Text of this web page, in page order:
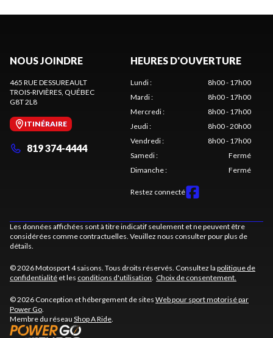
NOUS JOINDRE
465 RUE DESSUREAULT
TROIS-RIVIÈRES, QUÉBEC
G8T 2L8
ITINÉRAIRE
819 374-4444
HEURES D'OUVERTURE
Lundi:
8h00 - 17h00
Mardi:
8h00 - 17h00
Mercredi:
8h00 - 17h00
Jeudi:
8h00 - 20h00
Vendredi:
8h00 - 17h00
Samedi:
Fermé
Dimanche: Fermé
Restez connecté
Les données affichées sont à titre indicatif seulement et ne peuvent être
considérées comme contractuelles. Veuillez nous consulter pour plus de
détails.
© 2026 Motosport 4 saisons. Tous droits réservés. Consultez la politique de
confidentialité et les conditions d'utilisation. Choix de consentement.
© 2026 Conception et hébergement de sites Web pour sport motorisé par
Power Go.
Membre du réseau Shop A Ride.